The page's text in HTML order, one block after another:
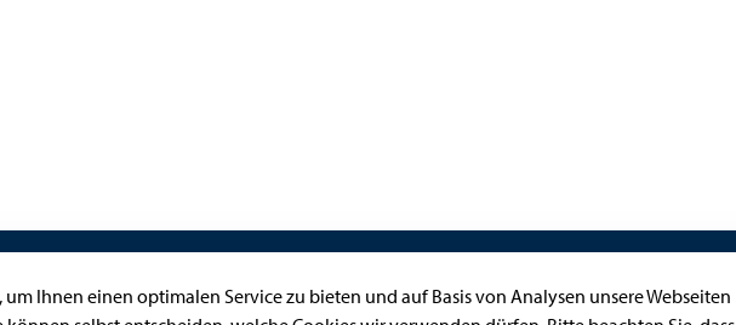
Kontakt
Ihnen einen optimalen Service zu bieten und auf Basis von Analysen unsere Webseiten